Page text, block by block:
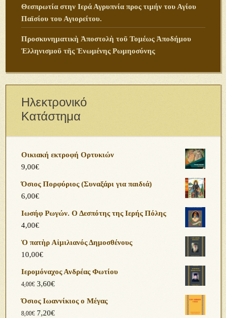
Θεσπρωτία στην Ιερά Αγρυπνία προς τιμήν του Αγίου
Παϊσίου του Αγιορείτου.
Προσκυνηματικὴ Ἀποστολὴ τοῦ Τομέως Ἀποδήμου
Ἑλληνισμοῦ τῆς Ἑνωμένης Ρωμηοσύνης
Ηλεκτρονικό
Κατάστημα
Οικιακή εκτροφή Ορτυκιών
9,00€
Όσιος Πορφύριος (Συναξάρι για παιδιά)
6,00€
Ιωσήφ Ρωγών. Ο Δεσπότης της Ιερής Πόλης
4,00€
Ὁ πατὴρ Αἰμιλιανός Δημοσθένους
10,00€
Ιερομόναχος Ανδρέας Φωτίου
4,00€ 3,60€
Όσιος Ιωαννίκιος ο Μέγας
8,00€ 7,20€